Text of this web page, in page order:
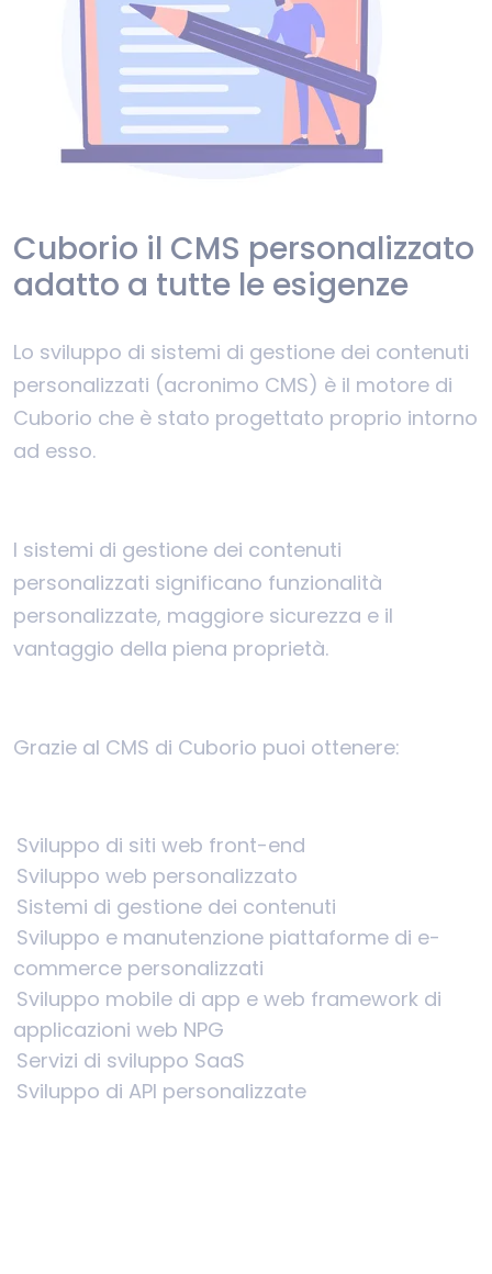
Cuborio il CMS personalizzato
adatto a tutte le esigenze
Lo sviluppo di sistemi di gestione dei contenuti
personalizzati (acronimo CMS) è il motore di
Cuborio che è stato progettato proprio intorno
ad esso.
I sistemi di gestione dei contenuti
personalizzati significano funzionalità
personalizzate, maggiore sicurezza e il
vantaggio della piena proprietà.
Grazie al CMS di Cuborio puoi ottenere:
Sviluppo di siti web front-end
Sviluppo web personalizzato
Sistemi di gestione dei contenuti
Sviluppo e manutenzione piattaforme di e-
commerce personalizzati
Sviluppo mobile di app e web framework di
applicazioni web NPG
Servizi di sviluppo SaaS
Sviluppo di API personalizzate